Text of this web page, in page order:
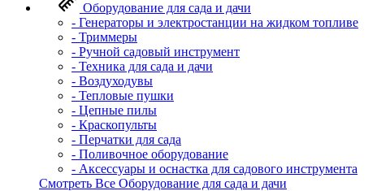
Оборудование для сада и дачи
- Генераторы и электростанции на жидком топливе
- Триммеры
- Ручной садовый инструмент
- Техника для сада и дачи
- Воздуходувы
- Тепловые пушки
- Цепные пилы
- Краскопульты
- Перчатки для сада
- Поливочное оборудование
- Аксессуары и оснастка для садового инструмента
Смотреть Все Оборудование для сада и дачи